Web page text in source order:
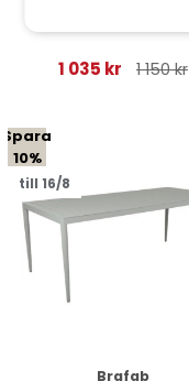
1 035 kr 1 150 kr
Spara
10%
till 16/8
Brafab